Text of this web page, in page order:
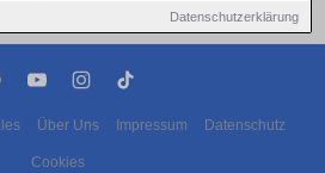
Datenschutzerklärung
Über Uns Impressum Datenschutz
Cookies